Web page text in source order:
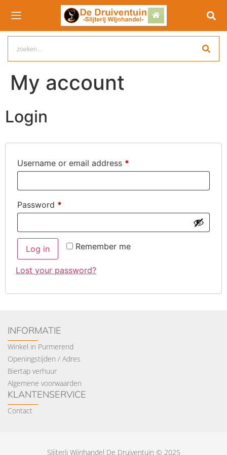
My account
Login
Username or email address *
Password *
Remember me
Log in
Lost your password?
INFORMATIE
Winkel in Purmerend
Openingstijden / Adres
Biertap verhuur
Algemene voorwaarden
KLANTENSERVICE
Contact
Slijterij Wijnhandel De Druiventuin © 2025